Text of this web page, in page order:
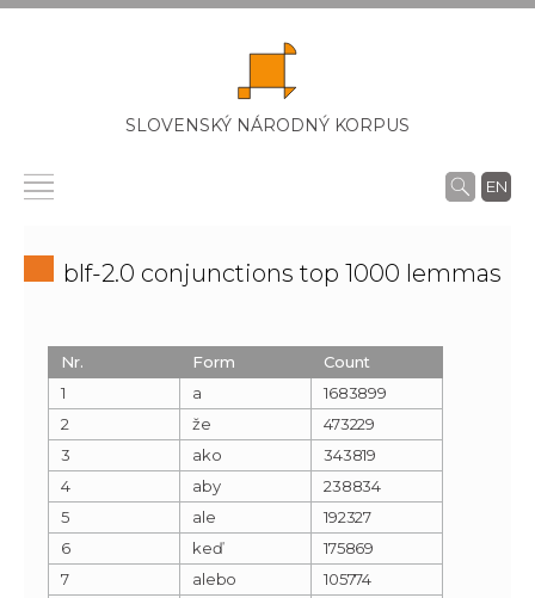
SLOVENSKÝ NÁRODNÝ KORPUS
EN
blf-2.0 conjunctions top 1000 lemmas
Nr. Form
Count
1
a
1683899
2
že
473229
3
ako
343819
4
aby
238834
5
ale
192327
6
keď
175869
7
alebo
105774